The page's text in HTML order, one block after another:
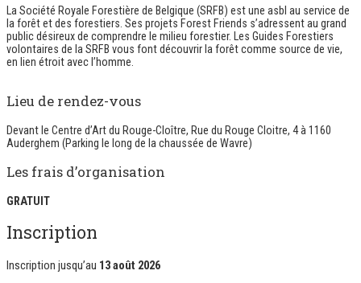
La Société Royale Forestière de Belgique (SRFB) est une asbl au service de
la forêt et des forestiers. Ses projets Forest Friends s’adressent au grand
public désireux de comprendre le milieu forestier. Les Guides Forestiers
volontaires de la SRFB vous font découvrir la forêt comme source de vie,
en lien étroit avec l’homme.
Lieu de rendez-vous
Devant le Centre d’Art du Rouge-Cloître, Rue du Rouge Cloitre, 4 à 1160
Auderghem (Parking le long de la chaussée de Wavre)
Les frais d’organisation
GRATUIT
Inscription
Inscription jusqu’au 13 août 2026